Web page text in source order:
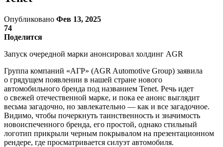
Опубликовано Фев 13, 2025
74
Поделится
Запуск очередной марки анонсировал холдинг AGR
Группа компаний «АГР» (AGR Automotive Group) заявила
о грядущем появлении в нашей стране нового
автомобильного бренда под названием Tenet. Речь идет
о свежей отечественной марке, и пока ее анонс выглядит
весьма загадочно, но завлекательно — как и все загадочное.
Видимо, чтобы почеркнуть таинственность и значимость
новоиспеченного бренда, его простой, однако стильный
логотип прикрыли черным покрывалом на презентационном
рендере, где просматривается силуэт автомобиля.